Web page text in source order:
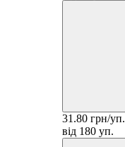
31.80 грн/уп.
від 180 уп.